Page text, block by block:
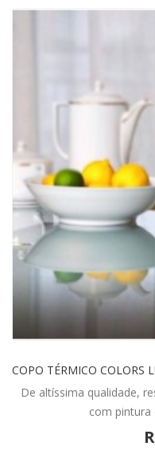
De altíssima qualidade,
com pintura